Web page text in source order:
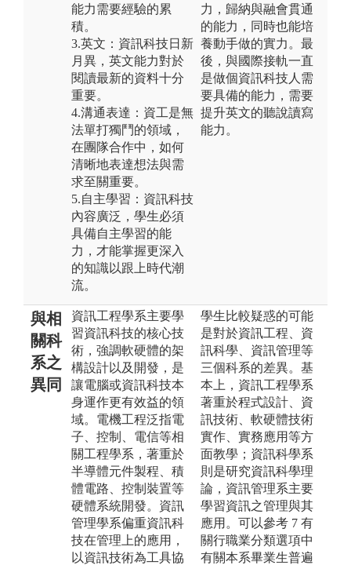
能力需要經驗的累
積。
3.英文：資訊科技日新
月異，英文能力對於
閱讀最新的資料十分
重要。
4.溝通表達：資工是無
法單打獨鬥的領域，
在團隊合作中，如何
清晰地表達想法與需
求至關重要。
5.自主學習：資訊科技
內容廣泛，學生必須
具備自主學習的能
力，才能掌握更深入
的知識以跟上時代潮
流。
力，歸納與融會貫通
的能力，同時也能培
養動手做的實力。最
後，與國際接軌一直
是做個資訊科技人需
要具備的能力，需要
提升英文的聽說讀寫
能力。
與相
關科
系之
異同
資訊工程學系主要學
習資訊科技的核心技
術，強調軟硬體的架
構設計以及開發，是
讓電腦或資訊科技本
身運作更有效益的領
域。電機工程泛指電
子、控制、電信等相
關工程學系，著重於
半導體元件製程、積
體電路、控制裝置等
硬體系統開發。資訊
管理學系偏重資訊科
技在管理上的應用，
以資訊技術為工具協
學生比較疑惑的可能
是對於資訊工程、資
訊科學、資訊管理等
三個科系的差異。基
本上，資訊工程學系
著重於程式設計、資
訊技術、軟硬體技術
實作、實務應用等方
面教學；資訊科學系
則是研究資訊科學理
論，資訊管理系主要
學習資訊之管理與其
應用。可以參考 7 有
關行職業分類選項中
有關本系畢業生普遍